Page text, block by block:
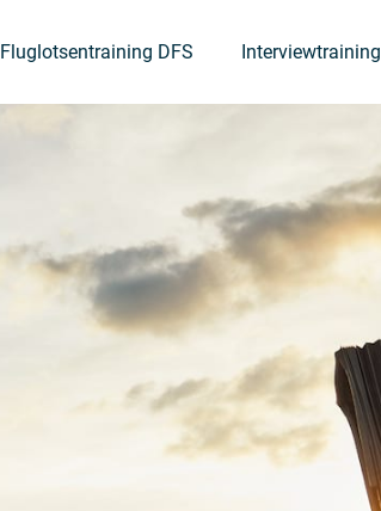
Fluglotsentraining DFS Interviewtraining